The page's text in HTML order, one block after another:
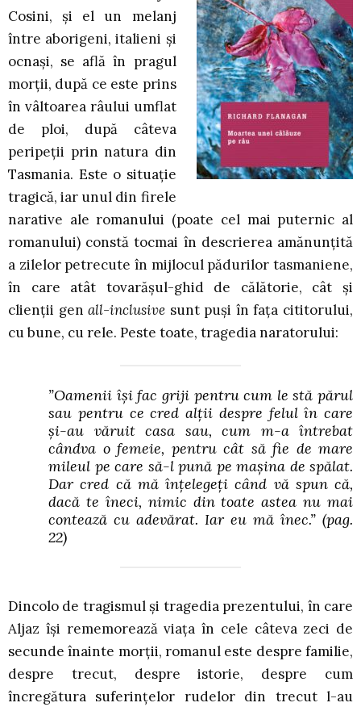
Cosini, și el un melanj
între aborigeni, italieni și
ocnași, se află în pragul
morții, după ce este prins
în vâltoarea râului umflat
de ploi, după câteva
peripeții prin natura din
Tasmania. Este o situație
tragică, iar unul din firele
narative ale romanului (poate cel mai puternic al
romanului) constă tocmai în descrierea amănunțită
a zilelor petrecute în mijlocul pădurilor tasmaniene,
în care atât tovarășul-ghid de călătorie, cât și
clienții genall-inclusive sunt puși în fața cititorului,
cu bune, cu rele. Peste toate, tragedia naratorului:
”Oamenii își fac griji pentru cum le stă părul
sau pentru ce cred alții despre felul în care
și-au văruit casa sau, cum m-a întrebat
cândva o femeie, pentru cât să fie de mare
mileul pe care să-l pună pe mașina de spălat.
Dar cred că mă înțelegeți când vă spun că,
dacă te îneci, nimic din toate astea nu mai
contează cu adevărat. Iar eu mă înec.” (pag.
22)
Dincolo de tragismul și tragedia prezentului, în care
Aljaz își rememorează viața în cele câteva zeci de
secunde înainte morții, romanul este despre familie,
despre trecut, despre istorie, despre cum
încregătura suferințelor rudelor din trecut l-au